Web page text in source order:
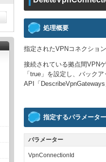
処理概要
指定されたVPNコネクショ
接続されている拠点間VPN
「true」を設定し、バック
API「
指定するパラメーター
パラメーター
VpnConnectionId